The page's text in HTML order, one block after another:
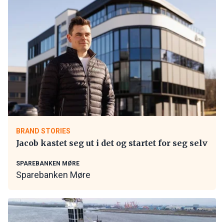
BRAND STORIES
Jacob kastet seg ut i det og startet for seg selv
SPAREBANKEN MØRE
Sparebanken Møre